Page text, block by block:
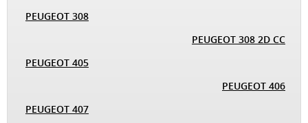
PEUGEOT 308
PEUGEOT 308 2D CC
PEUGEOT 405
PEUGEOT 406
PEUGEOT 407